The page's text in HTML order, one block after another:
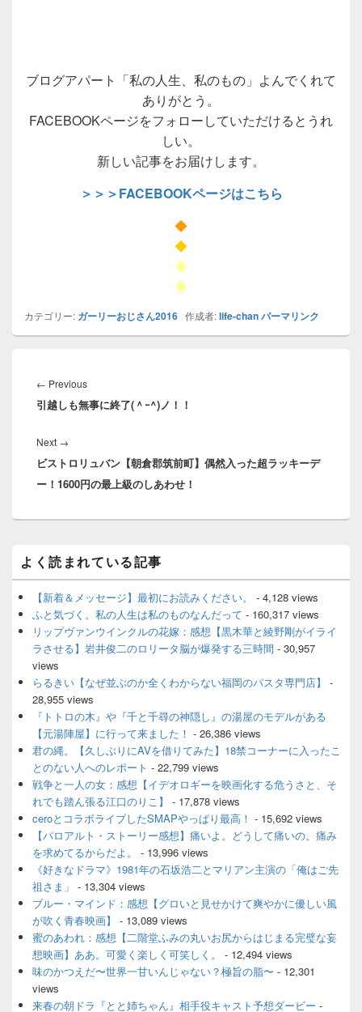
ブログアパート「私の人生、私のもの」よんでくれて
ありがとう。
FACEBOOKページをフォローしていただけるとうれ
しい。
新しい記事をお届けします。
＞＞＞FACEBOOKページはこちら
◆
◆
◆
◆
カテゴリー: ガーリーおじさん2016 作成者:life-chanパーマリンク
稿
ナ
ゲ
ー
シ
ョ
← PreviousPrevious
post:
引越しも無事に終了(＾ｰ^)ノ！！
Next →
post:
ビストロリュバン【朝倉郡筑前町】偶然入った超ラッキーデ
ー！1600円の最上級のしあわせ！
ン
サ
イ
バ
ィ
ェ
エ
ア
よく読まれている記事
【新着＆メッセージ】最初にお読みください。
- 4,128 views
ふと気づく。私の人生は私のものなんだって - 160,317 views
リップヴァンウインクルの花嫁：感想【黒木華と綾野剛がイライ
ラさせる】岩井俊二のロリータ脳が爆発する三時間 - 30,957
views
らるきい【なぜ並ぶのか全くわからない福岡のパスタ専門店】
-
28,955 views
『トトロの木』や『千と千尋の神隠し』の湯屋のモデルがある
【元湯陣屋】に行って来ました！ - 26,386 views
君の縄。【久しぶりにAVを借りてみた】18禁コーナーに入ったこ
とのない人へのレポート - 22,799 views
戦争と一人の女：感想【イデオロギーを映画化する危うさと、そ
れでも踏ん張る江口のりこ】
- 17,878 views
ceroとコラボライブしたSMAPやっぱり最高！ - 15,692 views
【パロアルト・ストーリー感想】痛いよ。どうして痛いの。痛み
を求めてるからだよ。
- 13,996 views
《好きなドラマ》1981年の石坂浩二とマリアン主演の「俺はご先
祖さま」 - 13,304 views
ブルー・マインド：感想【グロいと見せかけて爽やかに優しい風
が吹く青春映画】
- 13,089 views
蜜のあわれ：感想【二階堂ふみの丸いお尻からはじまる完璧な妄
想映画】ああ。可愛く楽しく可笑しく。
- 12,494 views
味のかつえだ〜世界一甘いんじゃない？極旨の脂〜 - 12,301
views
来春の朝ドラ『とと姉ちゃん』相手役キャスト予想ダービー -